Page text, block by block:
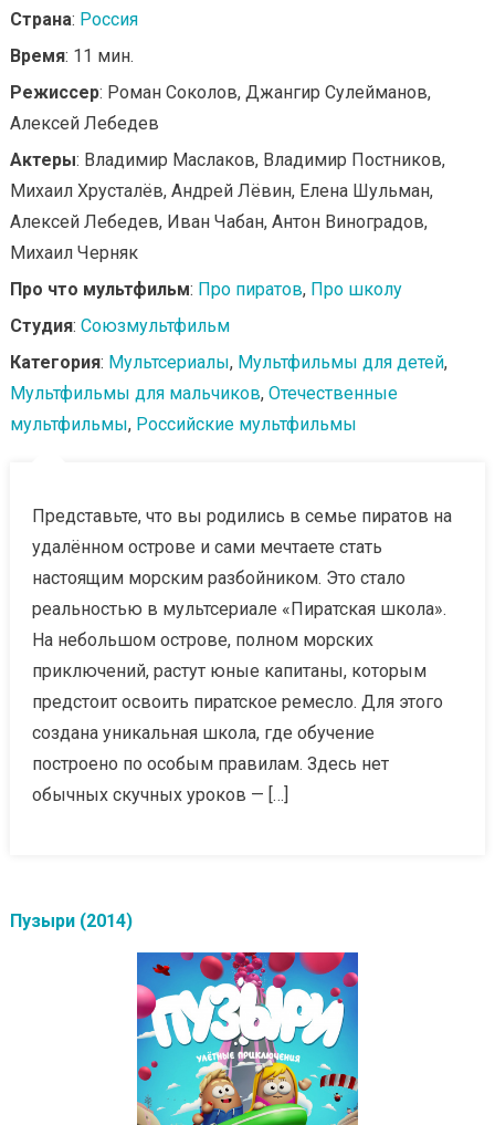
Страна: Россия
Время: 11 мин.
Режиссер: Роман Соколов, Джангир Сулейманов,
Алексей Лебедев
Актеры: Владимир Маслаков, Владимир Постников,
Михаил Хрусталёв, Андрей Лёвин, Елена Шульман,
Алексей Лебедев, Иван Чабан, Антон Виноградов,
Михаил Черняк
Про что мультфильм: Про пиратов, Про школу
Студия: Союзмультфильм
Категория: Мультсериалы, Мультфильмы для детей,
Мультфильмы для мальчиков, Отечественные
мультфильмы, Российские мультфильмы
Представьте, что вы родились в семье пиратов на
удалённом острове и сами мечтаете стать
настоящим морским разбойником. Это стало
реальностью в мультсериале «Пиратская школа».
На небольшом острове, полном морских
приключений, растут юные капитаны, которым
предстоит освоить пиратское ремесло. Для этого
создана уникальная школа, где обучение
построено по особым правилам. Здесь нет
обычных скучных уроков — […]
Пузыри (2014)